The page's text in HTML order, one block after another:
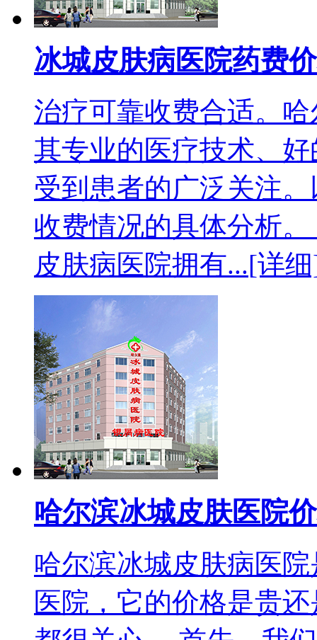
冰城皮肤病医院药费
治疗可靠收费合适。
其专业的医疗技术、
受到患者的广泛关注
收费情况的具体分析
皮肤病医院拥有...[详
哈尔滨冰城皮肤医院
哈尔滨冰城皮肤病医
医院，它的价格是贵